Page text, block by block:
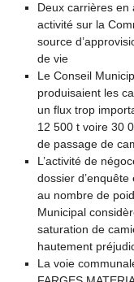
Deux carrières en
activité sur la
source
de vie
Le Conseil
produisaient les
un flux trop
12 500 t voire 30
de passage de
L’activité de
dossier
au nombre de
Municipal
saturation de
hautement
La voie